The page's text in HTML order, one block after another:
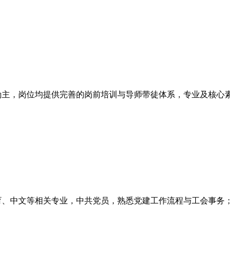
岗位均提供完善的岗前培训与导师带徒体系，专业及核心
文等相关专业，中共党员，熟悉党建工作流程与工会事务